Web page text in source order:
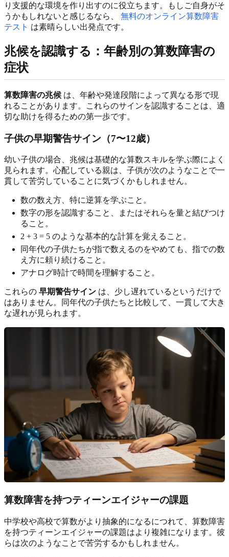
り支援的な環境を作り出すのに役立ちます。もしご自身がそ
うかもしれないと感じるなら、 無料のオンライン算数障害
テスト は素晴らしい出発点です。
兆候を認識する：年齢別の算数障害の
症状
算数障害の兆候 は、年齢や発達段階によって異なる形で現
れることがあります。これらのサインを認識することは、適
切な助けを得るための第一歩です。
子供の早期警告サイン（7〜12歳）
幼い子供の場合、兆候は基礎的な算数スキルを学ぶ際によく
見られます。心配している親は、子供が次のようなことで一
貫して苦労していることに気づくかもしれません。
数の数え方、特に逆算を学ぶこと。
数字の形を認識すること、またはそれらを量と結びつけ
ること。
2 + 3 = 5 のような基本的な計算を覚えること。
同年代の子供たちが指で数えるのをやめても、指での数
え方に頼り続けること。
アナログ時計で時間を理解すること。
これらの 早期警告サイン は、少し遅れているというだけで
はありません。同年代の子供たちと比較して、一貫して大き
な遅れが見られます。
算数障害を持つティーンエイジャーの課題
中学校や高校で算数がより抽象的になるにつれて、算数障害
を持つティーンエイジャーの課題はより複雑になります。彼
らは次のようなことで苦労するかもしれません。